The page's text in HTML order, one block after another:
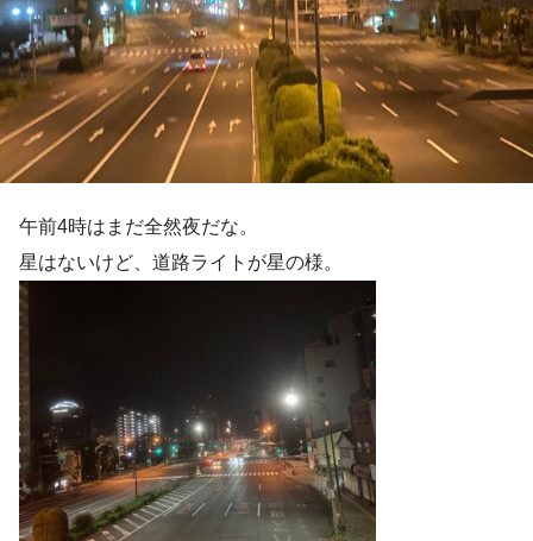
午前4時はまだ全然夜だな。
星はないけど、道路ライトが星の様。